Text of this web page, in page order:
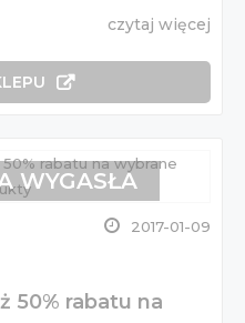
czytaj więcej
2017-01-09
50% rabatu na
WYGASŁA